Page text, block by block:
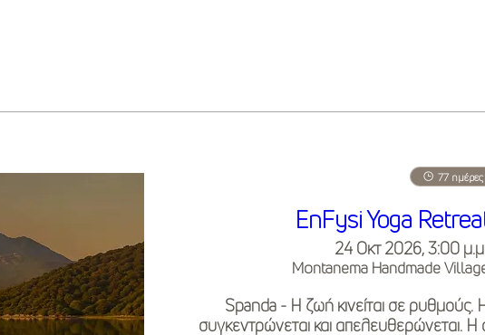
77
EnFysi Yoga
24 Οκτ 2026, 3:00
Montanema Handmade
Spanda - Η ζωή κινείται σε ρυθμούς.
συγκεντρώνεται και απελευθερώνεται.